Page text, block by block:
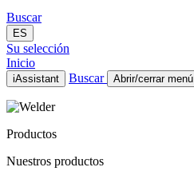
Buscar
ES
Su selección
Inicio
iAssistant Buscar Abrir/cerrar menú
Inicio
Productos
Noticias
Productos
Nuestros productos